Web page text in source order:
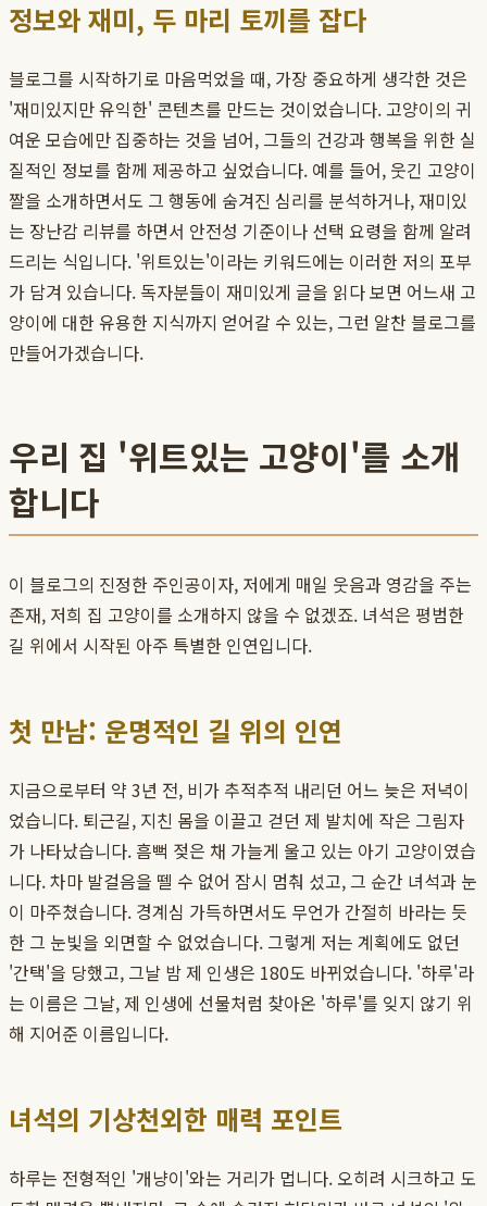
정보와 재미, 두 마리 토끼를 잡다
블로그를 시작하기로 마음먹었을 때, 가장 중요하게 생각한 것은
'재미있지만 유익한' 콘텐츠를 만드는 것이었습니다. 고양이의 귀
여운 모습에만 집중하는 것을 넘어, 그들의 건강과 행복을 위한 실
질적인 정보를 함께 제공하고 싶었습니다. 예를 들어, 웃긴 고양이
짤을 소개하면서도 그 행동에 숨겨진 심리를 분석하거나, 재미있
는 장난감 리뷰를 하면서 안전성 기준이나 선택 요령을 함께 알려
드리는 식입니다. '위트있는'이라는 키워드에는 이러한 저의 포부
가 담겨 있습니다. 독자분들이 재미있게 글을 읽다 보면 어느새 고
양이에 대한 유용한 지식까지 얻어갈 수 있는, 그런 알찬 블로그를
만들어가겠습니다.
우리 집 '위트있는 고양이'를 소개
합니다
이 블로그의 진정한 주인공이자, 저에게 매일 웃음과 영감을 주는
존재, 저희 집 고양이를 소개하지 않을 수 없겠죠. 녀석은 평범한
길 위에서 시작된 아주 특별한 인연입니다.
첫 만남: 운명적인 길 위의 인연
지금으로부터 약 3년 전, 비가 추적추적 내리던 어느 늦은 저녁이
었습니다. 퇴근길, 지친 몸을 이끌고 걷던 제 발치에 작은 그림자
가 나타났습니다. 흠뻑 젖은 채 가늘게 울고 있는 아기 고양이였습
니다. 차마 발걸음을 뗄 수 없어 잠시 멈춰 섰고, 그 순간 녀석과 눈
이 마주쳤습니다. 경계심 가득하면서도 무언가 간절히 바라는 듯
한 그 눈빛을 외면할 수 없었습니다. 그렇게 저는 계획에도 없던
'간택'을 당했고, 그날 밤 제 인생은 180도 바뀌었습니다. '하루'라
는 이름은 그날, 제 인생에 선물처럼 찾아온 '하루'를 잊지 않기 위
해 지어준 이름입니다.
녀석의 기상천외한 매력 포인트
하루는 전형적인 '개냥이'와는 거리가 멉니다. 오히려 시크하고 도